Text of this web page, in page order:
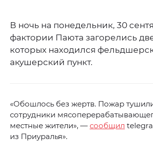
В ночь на понедельник, 30
фактории Паюта загорелись
которых находился
акушерский пункт.
«Обошлось без жертв. Пожар
сотрудники
местные жители», — сообщил
из Приуралья».